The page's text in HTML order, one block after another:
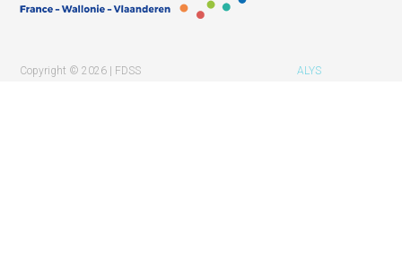
Copyright © 2026 | FDSS ALYS